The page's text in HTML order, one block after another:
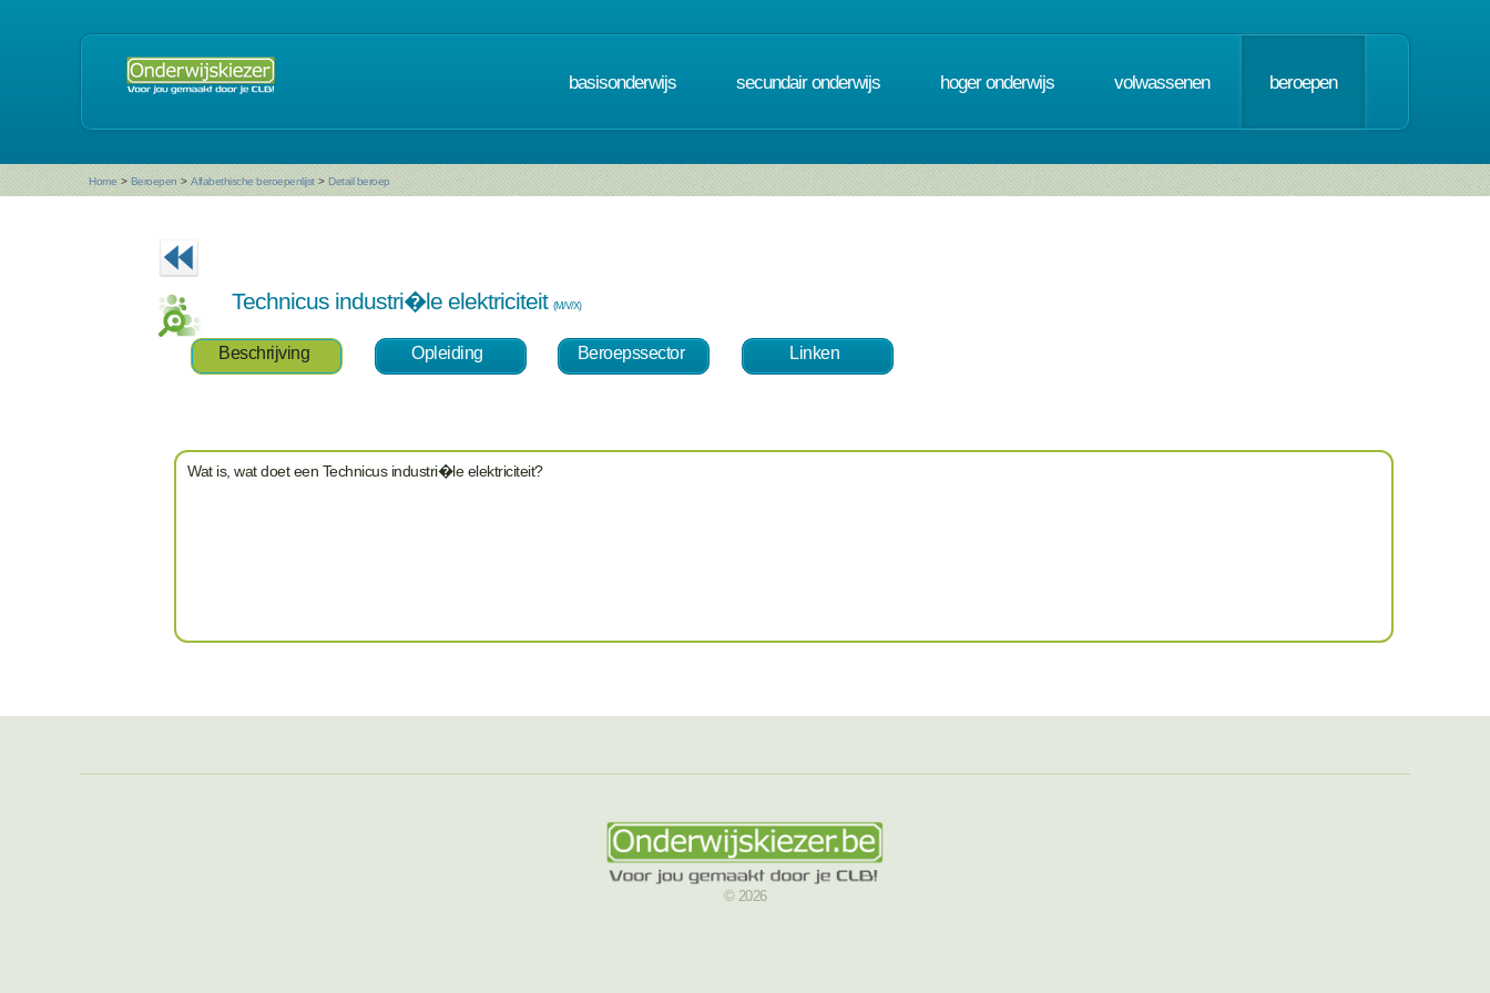
basisonderwijs secundair onderwijs hoger onderwijs volwassenen beroepen
Home > Beroepen > Alfabethische beroepenlijst > Detail beroep
Technicus industri�le elektriciteit (M/V/X)
Beschrijving Opleiding Beroepssector Linken
Wat is, wat doet een Technicus industri�le elektriciteit?
© 2026